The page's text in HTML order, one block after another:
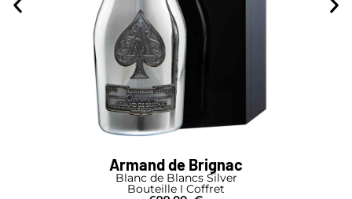
Armand de Brignac
Blanc de Blancs Silver
Bouteille I Coffret